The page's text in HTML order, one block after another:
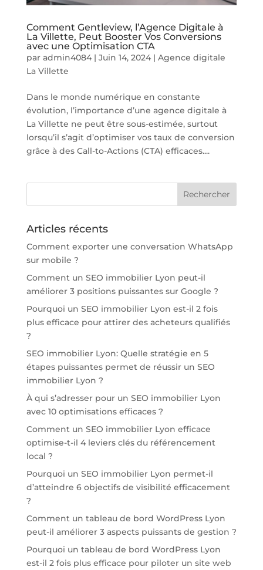
Comment Gentleview, l’Agence Digitale à
La Villette, Peut Booster Vos Conversions
avec une Optimisation CTA
par admin4084| Juin 14, 2024| Agence digitale
La Villette
Dans le monde numérique en constante
évolution, l’importance d’une agence digitale à
La Villette ne peut être sous-estimée, surtout
lorsqu’il s’agit d’optimiser vos taux de conversion
grâce à des Call-to-Actions (CTA) efficaces....
Articles récents
Comment exporter une conversation WhatsApp
sur mobile ?
Comment un SEO immobilier Lyon peut-il
améliorer 3 positions puissantes sur Google ?
Pourquoi un SEO immobilier Lyon est-il 2 fois
plus efficace pour attirer des acheteurs qualifiés
?
SEO immobilier Lyon: Quelle stratégie en 5
étapes puissantes permet de réussir un SEO
immobilier Lyon ?
À qui s’adresser pour un SEO immobilier Lyon
avec 10 optimisations efficaces ?
Comment un SEO immobilier Lyon efficace
optimise-t-il 4 leviers clés du référencement
local ?
Pourquoi un SEO immobilier Lyon permet-il
d’atteindre 6 objectifs de visibilité efficacement
?
Comment un tableau de bord WordPress Lyon
peut-il améliorer 3 aspects puissants de gestion ?
Pourquoi un tableau de bord WordPress Lyon
est-il 2 fois plus efficace pour piloter un site web